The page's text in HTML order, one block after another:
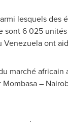
lesquels
sont 6 025
Venezuelaont
marché
–